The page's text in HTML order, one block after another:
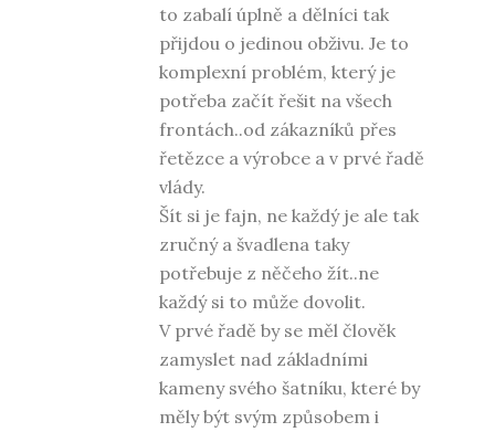
to zabalí úplně a dělníci tak
přijdou o jedinou obživu. Je to
komplexní problém, který je
potřeba začít řešit na všech
frontách..od zákazníků přes
řetězce a výrobce a v prvé řadě
vlády.
Šít si je fajn, ne každý je ale tak
zručný a švadlena taky
potřebuje z něčeho žít..ne
každý si to může dovolit.
V prvé řadě by se měl člověk
zamyslet nad základními
kameny svého šatníku, které by
měly být svým způsobem i